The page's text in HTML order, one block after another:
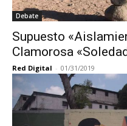
Debate
Supuesto
Clamorosa
Red Digital - 01/31/2019